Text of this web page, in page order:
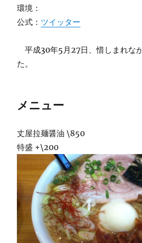
環境：
公式： ツイッター
平成30年5月27日、惜しまれな
た。
メニュー
丈屋拉麺醤油 \850
特盛 +\200